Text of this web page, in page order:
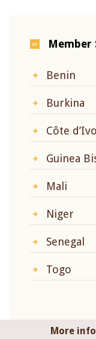
Member
Benin
Burkina
Côte
Guinea
Mali
Niger
Senegal
Togo
More